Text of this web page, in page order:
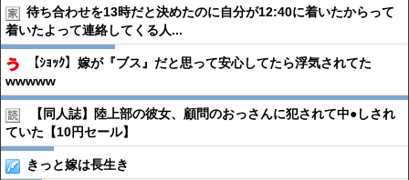
待ち合わせを13時だと決めたのに自分が12:40に着いたからって
着いたよって連絡してくる人...
【ｼｮｯｸ】嫁が『ブス』だと思って安心してたら浮気されてた
wwwww
【同人誌】陸上部の彼女、顧問のおっさんに犯されて中●︎しされ
ていた【10円セール】
きっと嫁は長生き